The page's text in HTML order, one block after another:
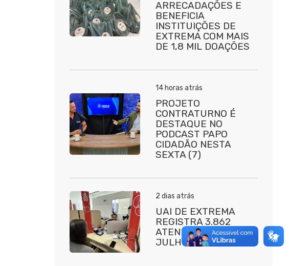
ARRECADAÇÕES E
BENEFICIA
INSTITUIÇÕES DE
EXTREMA COM MAIS
DE 1,8 MIL DOAÇÕES
14 horas atrás
PROJETO
CONTRATURNO É
DESTAQUE NO
PODCAST PAPO
CIDADÃO NESTA
SEXTA (7)
2 dias atrás
UAI DE EXTREMA
REGISTRA 3.862
ATENDIMENTOS EM
JULHO